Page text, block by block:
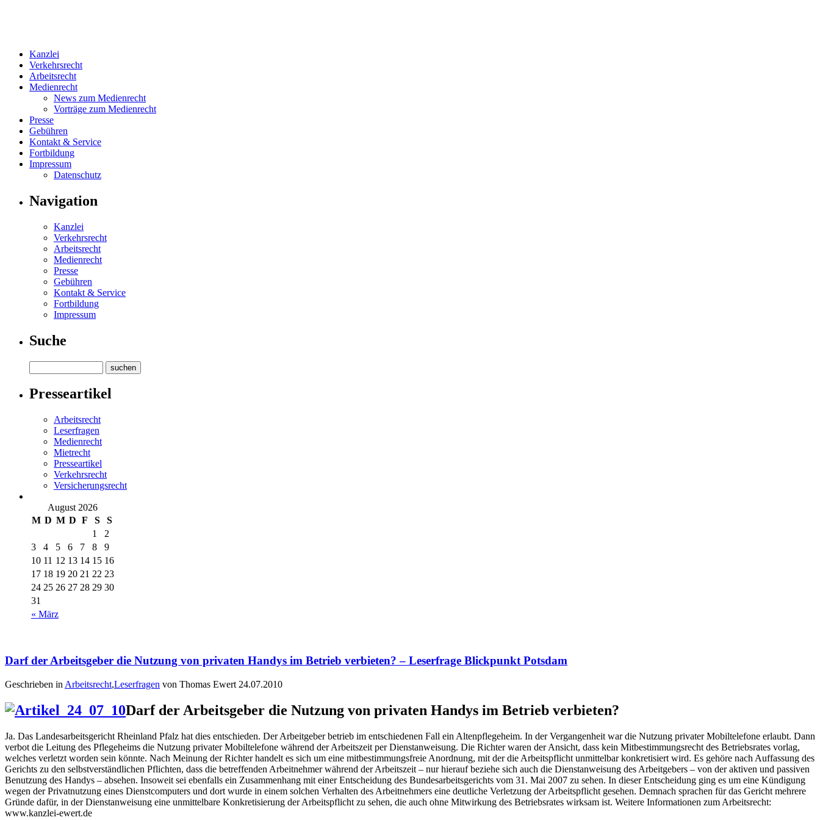
Kanzlei
Verkehrsrecht
Arbeitsrecht
Medienrecht
News zum Medienrecht
Vorträge zum Medienrecht
Presse
Gebühren
Kontakt & Service
Fortbildung
Impressum
Datenschutz
Navigation
Kanzlei
Verkehrsrecht
Arbeitsrecht
Medienrecht
Presse
Gebühren
Kontakt & Service
Fortbildung
Impressum
Suche
Presseartikel
Arbeitsrecht
Leserfragen
Medienrecht
Mietrecht
Presseartikel
Verkehrsrecht
Versicherungsrecht
August 2026
M D M D F S S
« März
1
2
3
4 5 6 7 8
9
10 11 12 13 14 15 16
17 18 19 20 21 22 23
24 25 26 27 28 29 30
31
Darf der Arbeitsgeber die Nutzung von privaten Handys im Betrieb verbieten? – Leserfrage Blickpunkt Potsdam
Geschrieben in Arbeitsrecht,Leserfragen von Thomas Ewert 24.07.2010
Darf der Arbeitsgeber die Nutzung von privaten Handys im Betrieb verbieten?
Ja. Das Landesarbeitsgericht Rheinland Pfalz hat dies entschieden. Der Arbeitgeber betrieb im entschiedenen Fall ein Altenpflegeheim. In der Vergangenheit war die Nutzung privater Mobiltelefone erlaubt. Dann
verbot die Leitung des Pflegeheims die Nutzung privater Mobiltelefone während der Arbeitszeit per Dienstanweisung. Die Richter waren der Ansicht, dass kein Mitbestimmungsrecht des Betriebsrates vorlag,
welches verletzt worden sein könnte. Nach Meinung der Richter handelt es sich um eine mitbestimmungsfreie Anordnung, mit der die Arbeitspflicht unmittelbar konkretisiert wird. Es gehöre nach Auffassung des
Gerichts zu den selbstverständlichen Pflichten, dass die betreffenden Arbeitnehmer während der Arbeitszeit – nur hierauf beziehe sich auch die Dienstanweisung des Arbeitgebers – von der aktiven und passiven
Benutzung des Handys – absehen. Insoweit sei ebenfalls ein Zusammenhang mit einer Entscheidung des Bundesarbeitsgerichts vom 31. Mai 2007 zu sehen. In dieser Entscheidung ging es um eine Kündigung
wegen der Privatnutzung eines Dienstcomputers und dort wurde in einem solchen Verhalten des Arbeitnehmers eine deutliche Verletzung der Arbeitspflicht gesehen. Demnach sprachen für das Gericht mehrere
Gründe dafür, in der Dienstanweisung eine unmittelbare Konkretisierung der Arbeitspflicht zu sehen, die auch ohne Mitwirkung des Betriebsrates wirksam ist. Weitere Informationen zum Arbeitsrecht:
www.kanzlei-ewert.de